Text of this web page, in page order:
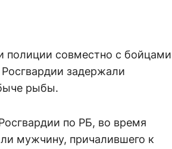
полиции совместно с бойцами
задержали
рыбы.
по РБ, во время
мужчину, причалившего к